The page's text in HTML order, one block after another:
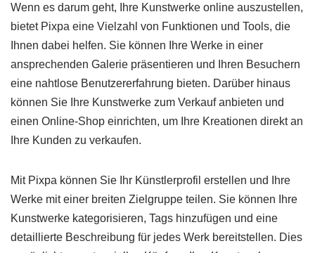
Wenn es darum geht, Ihre Kunstwerke online auszustellen,
bietet Pixpa eine Vielzahl von Funktionen und Tools, die
Ihnen dabei helfen. Sie können Ihre Werke in einer
ansprechenden Galerie präsentieren und Ihren Besuchern
eine nahtlose Benutzererfahrung bieten. Darüber hinaus
können Sie Ihre Kunstwerke zum Verkauf anbieten und
einen Online-Shop einrichten, um Ihre Kreationen direkt an
Ihre Kunden zu verkaufen.
Mit Pixpa können Sie Ihr Künstlerprofil erstellen und Ihre
Werke mit einer breiten Zielgruppe teilen. Sie können Ihre
Kunstwerke kategorisieren, Tags hinzufügen und eine
detaillierte Beschreibung für jedes Werk bereitstellen. Dies